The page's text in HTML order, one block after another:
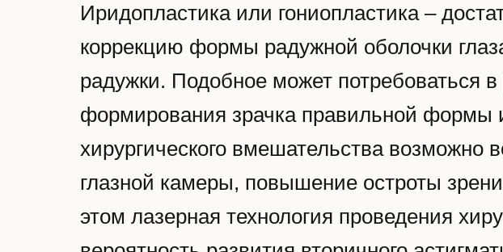
Иридопластика или гониопластика –
коррекцию формы радужной оболочки
радужки. Подобное может потребоваться
формирования зрачка правильной формы
хирургического вмешательства возможно
глазной камеры, повышение остроты
этом лазерная технология проведения